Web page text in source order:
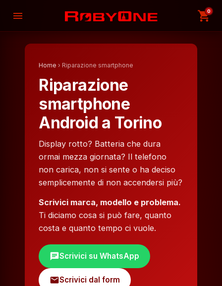
menu shopping_cart
0
Home › Riparazione smartphone
Riparazione
smartphone
Android a Torino
Display rotto? Batteria che dura
ormai mezza giornata? Il telefono
non carica, non si sente o ha deciso
semplicemente di non accendersi più?
Scrivici marca, modello e problema.
Ti diciamo cosa si può fare, quanto
costa e quanto tempo ci vuole.
chatScrivici su WhatsApp
mailScrivici dal form